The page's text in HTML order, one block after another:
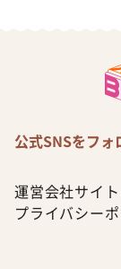
公式SNSをフォ
運営会社サイ
プライバシー